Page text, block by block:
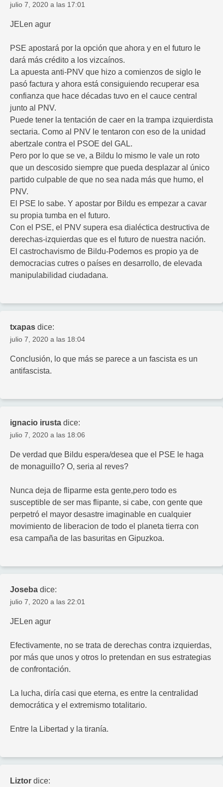
julio 7, 2020 a las 17:01
JELen agur
PSE apostará por la opción que ahora y en el futuro le
dará más crédito a los vizcaínos.
La apuesta anti-PNV que hizo a comienzos de siglo le
pasó factura y ahora está consiguiendo recuperar esa
confianza que hace décadas tuvo en el cauce central
junto al PNV.
Puede tener la tentación de caer en la trampa izquierdista
sectaria. Como al PNV le tentaron con eso de la unidad
abertzale contra el PSOE del GAL.
Pero por lo que se ve, a Bildu lo mismo le vale un roto
que un descosido siempre que pueda desplazar al único
partido culpable de que no sea nada más que humo, el
PNV.
El PSE lo sabe. Y apostar por Bildu es empezar a cavar
su propia tumba en el futuro.
Con el PSE, el PNV supera esa dialéctica destructiva de
derechas-izquierdas que es el futuro de nuestra nación.
El castrochavismo de Bildu-Podemos es propio ya de
democracias cutres o países en desarrollo, de elevada
manipulabilidad ciudadana.
txapas dice:
julio 7, 2020 a las 18:04
Conclusión, lo que más se parece a un fascista es un
antifascista.
ignacio irusta dice:
julio 7, 2020 a las 18:06
De verdad que Bildu espera/desea que el PSE le haga
de monaguillo? O, seria al reves?
Nunca deja de fliparme esta gente,pero todo es
susceptible de ser mas flipante, si cabe, con gente que
perpetró el mayor desastre imaginable en cualquier
movimiento de liberacion de todo el planeta tierra con
esa campaña de las basuritas en Gipuzkoa.
Joseba dice:
julio 7, 2020 a las 22:01
JELen agur
Efectivamente, no se trata de derechas contra izquierdas,
por más que unos y otros lo pretendan en sus estrategias
de confrontación.
La lucha, diría casi que eterna, es entre la centralidad
democrática y el extremismo totalitario.
Entre la Libertad y la tiranía.
Liztor dice: